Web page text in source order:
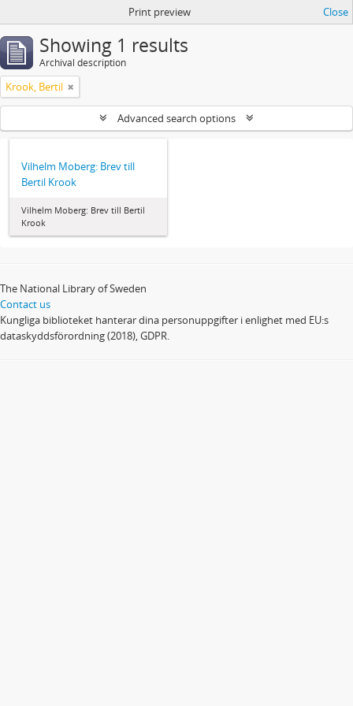
Print preview Close
Showing 1 results
Archival description
Krook, Bertil
Advanced search options
Vilhelm Moberg: Brev till
Bertil Krook
Vilhelm Moberg: Brev till Bertil
Krook
The National Library of Sweden
Contact us
Kungliga biblioteket hanterar dina personuppgifter i enlighet med EU:s
dataskyddsförordning (2018), GDPR.